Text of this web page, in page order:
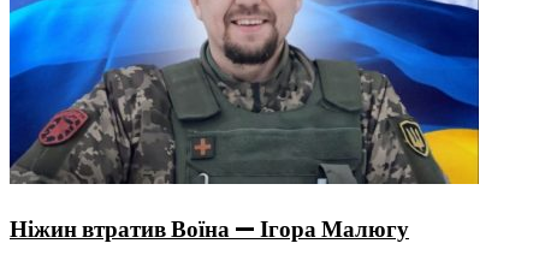
Ніжин втратив Воїна — Ігора Малюгу